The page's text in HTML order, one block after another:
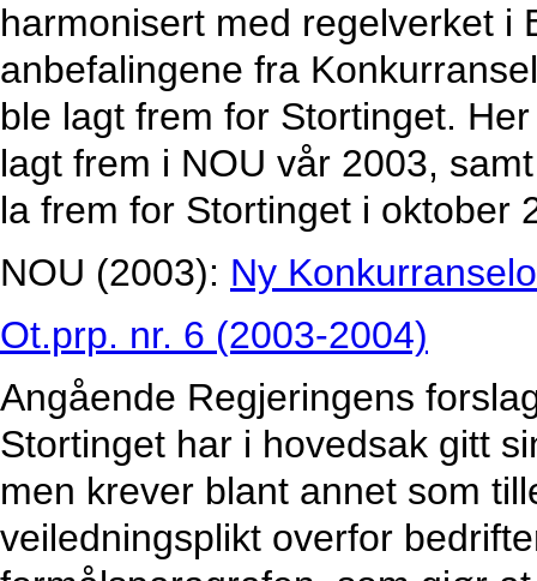
harmonisert med regelverket
anbefalingene fra
ble lagt frem for Stortinget.
lagt frem i NOU vår 2003,
la frem for Stortinget i oktober
NOU (2003): Ny
Ot.prp. nr. 6 (2003-2004)
Angående Regjeringens
Stortinget har i hovedsak gitt
men krever blant annet som
veiledningsplikt overfor